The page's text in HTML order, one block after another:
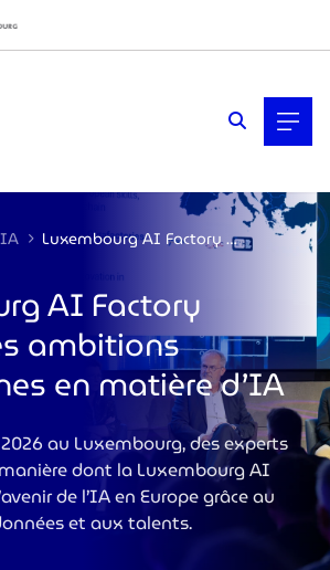
Luxembourg AI Factory accélère les ambitions européennes en matière d’IA
AI Factory
ambitions
en matière d’IA
au Luxembourg, des experts
dont la Luxembourg AI
de l’IA en Europe grâce au
et aux talents.
panel